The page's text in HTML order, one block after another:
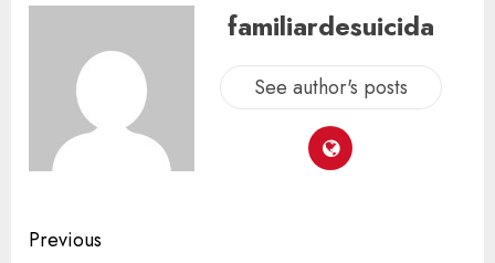
familiardesuicida
See author's posts
Previous